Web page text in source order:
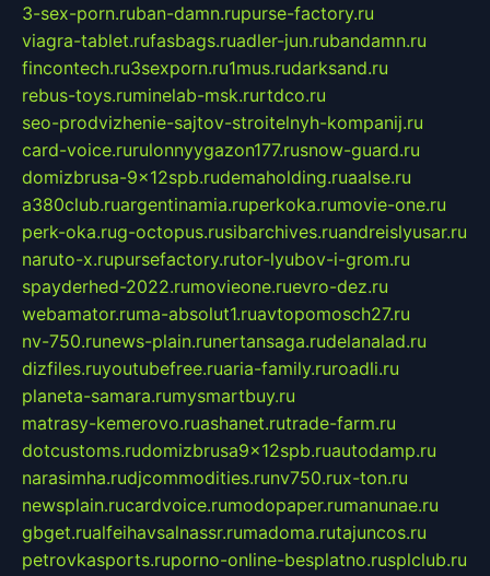
3-sex-porn.ruban-damn.rupurse-factory.ru
viagra-tablet.rufasbags.ruadler-jun.rubandamn.ru
fincontech.ru3sexporn.ru1mus.rudarksand.ru
rebus-toys.ruminelab-msk.rurtdco.ru
seo-prodvizhenie-sajtov-stroitelnyh-kompanij.ru
card-voice.rurulonnyygazon177.rusnow-guard.ru
domizbrusa-9x12spb.rudemaholding.ruaalse.ru
a380club.ruargentinamia.ruperkoka.rumovie-one.ru
perk-oka.rug-octopus.rusibarchives.ruandreislyusar.ru
naruto-x.rupursefactory.rutor-lyubov-i-grom.ru
spayderhed-2022.rumovieone.ruevro-dez.ru
webamator.ruma-absolut1.ruavtopomosch27.ru
nv-750.runews-plain.runertansaga.rudelanalad.ru
dizfiles.ruyoutubefree.ruaria-family.ruroadli.ru
planeta-samara.rumysmartbuy.ru
matrasy-kemerovo.ruashanet.rutrade-farm.ru
dotcustoms.rudomizbrusa9x12spb.ruautodamp.ru
narasimha.rudjcommodities.runv750.rux-ton.ru
newsplain.rucardvoice.rumodopaper.rumanunae.ru
gbget.rualfeihavsalnassr.rumadoma.rutajuncos.ru
petrovkasports.ruporno-online-besplatno.rusplclub.ru